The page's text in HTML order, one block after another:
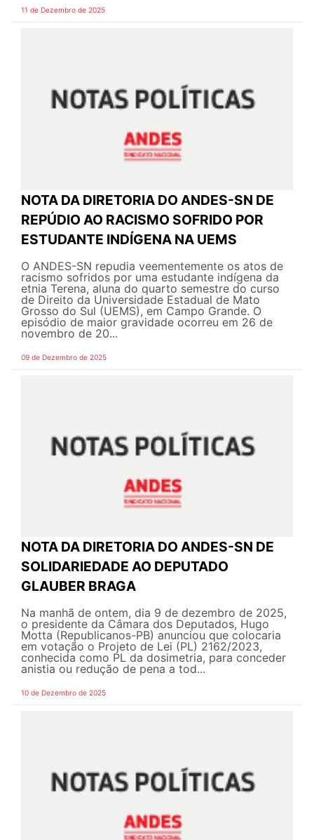
11 de Dezembro de 2025
NOTA DA DIRETORIA DO ANDES-SN DE
REPÚDIO AO RACISMO SOFRIDO POR
ESTUDANTE INDÍGENA NA UEMS
O ANDES-SN repudia veementemente os atos de
racismo sofridos por uma estudante indígena da
etnia Terena, aluna do quarto semestre do curso
de Direito da Universidade Estadual de Mato
Grosso do Sul (UEMS), em Campo Grande. O
episódio de maior gravidade ocorreu em 26 de
novembro de 20...
09 de Dezembro de 2025
NOTA DA DIRETORIA DO ANDES-SN DE
SOLIDARIEDADE AO DEPUTADO
GLAUBER BRAGA
Na manhã de ontem, dia 9 de dezembro de 2025,
o presidente da Câmara dos Deputados, Hugo
Motta (Republicanos-PB) anunciou que colocaria
em votação o Projeto de Lei (PL) 2162/2023,
conhecida como PL da dosimetria, para conceder
anistia ou redução de pena a tod...
10 de Dezembro de 2025